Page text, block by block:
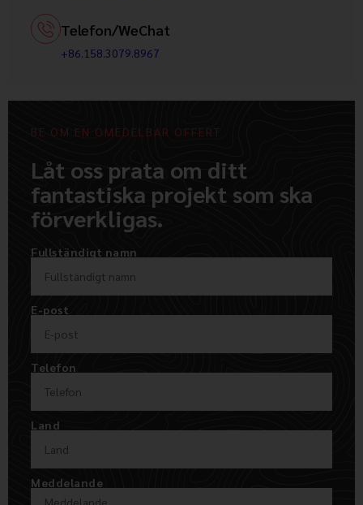
Telefon/WeChat
+86.158.3079.8967
BE OM EN OMEDELBAR OFFERT
Låt oss prata om ditt
fantastiska projekt som ska
förverkligas.
Fullständigt namn
E-post
Telefon
Land
Meddelande